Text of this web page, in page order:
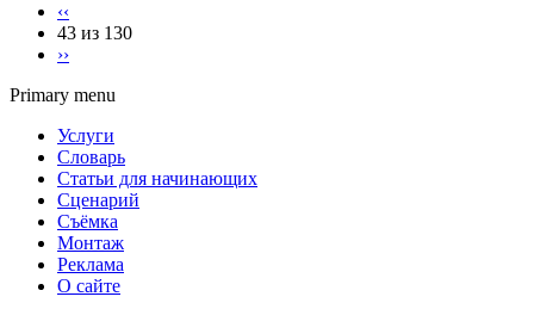
‹‹
43 из 130
››
Primary menu
Услуги
Словарь
Статьи для начинающих
Сценарий
Съёмка
Монтаж
Реклама
О сайте